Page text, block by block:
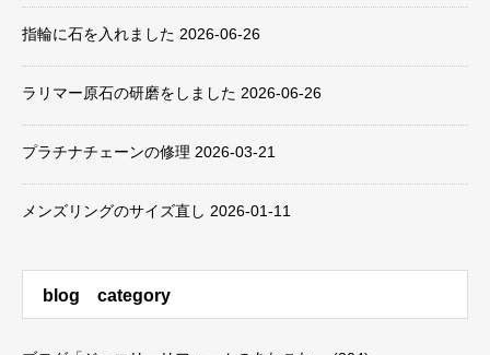
指輪に石を入れました 2026-06-26
ラリマー原石の研磨をしました 2026-06-26
プラチナチェーンの修理 2026-03-21
メンズリングのサイズ直し 2026-01-11
blog category